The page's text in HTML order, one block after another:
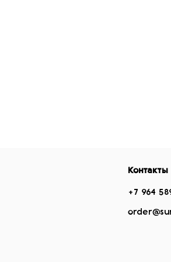
Контакты
+7 964